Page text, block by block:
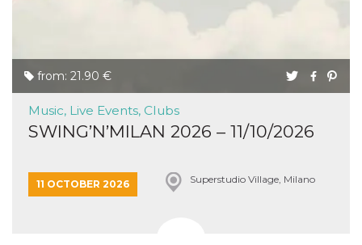
from: 21.90 €
Music, Live Events, Clubs
SWING’N’MILAN 2026 – 11/10/2026
11 OCTOBER 2026 Superstudio Village, Milano